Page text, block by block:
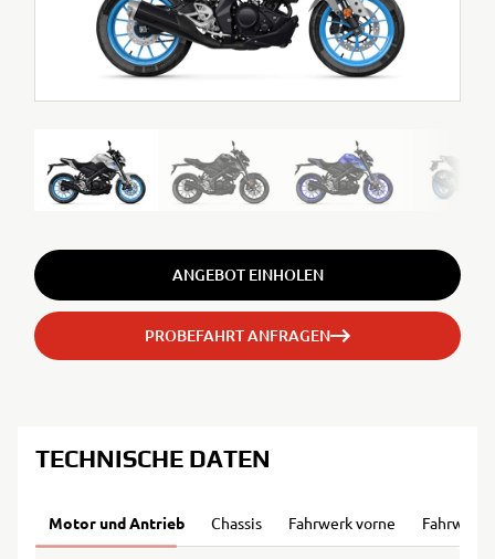
ANGEBOT EINHOLEN
PROBEFAHRT ANFRAGEN
TECHNISCHE DATEN
Motor und Antrieb Chassis Fahrwerk vorne Fahrwerk